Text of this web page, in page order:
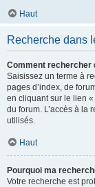
Haut
Recherche dans
Comment rechercher
Saisissez un terme à
pages d’index, de
en cliquant sur le lien
du forum. L’accès à la
utilisés.
Haut
Pourquoi ma
Votre recherche est